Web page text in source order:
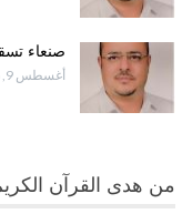
صنعاء
أغسطس 9, 2026
من هدى القرآن